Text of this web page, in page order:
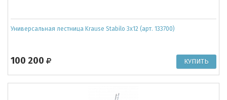
Универсальная лестница Krause Stabilo 3х12 (арт. 133700)
100 200